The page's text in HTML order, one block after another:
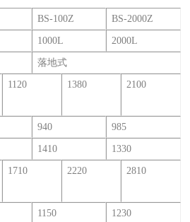
BS-100Z BS-2000Z
1000L 2000L
落地式
1120 1380 2100
940 985
1410 1330
1710 2220 2810
1150 1230